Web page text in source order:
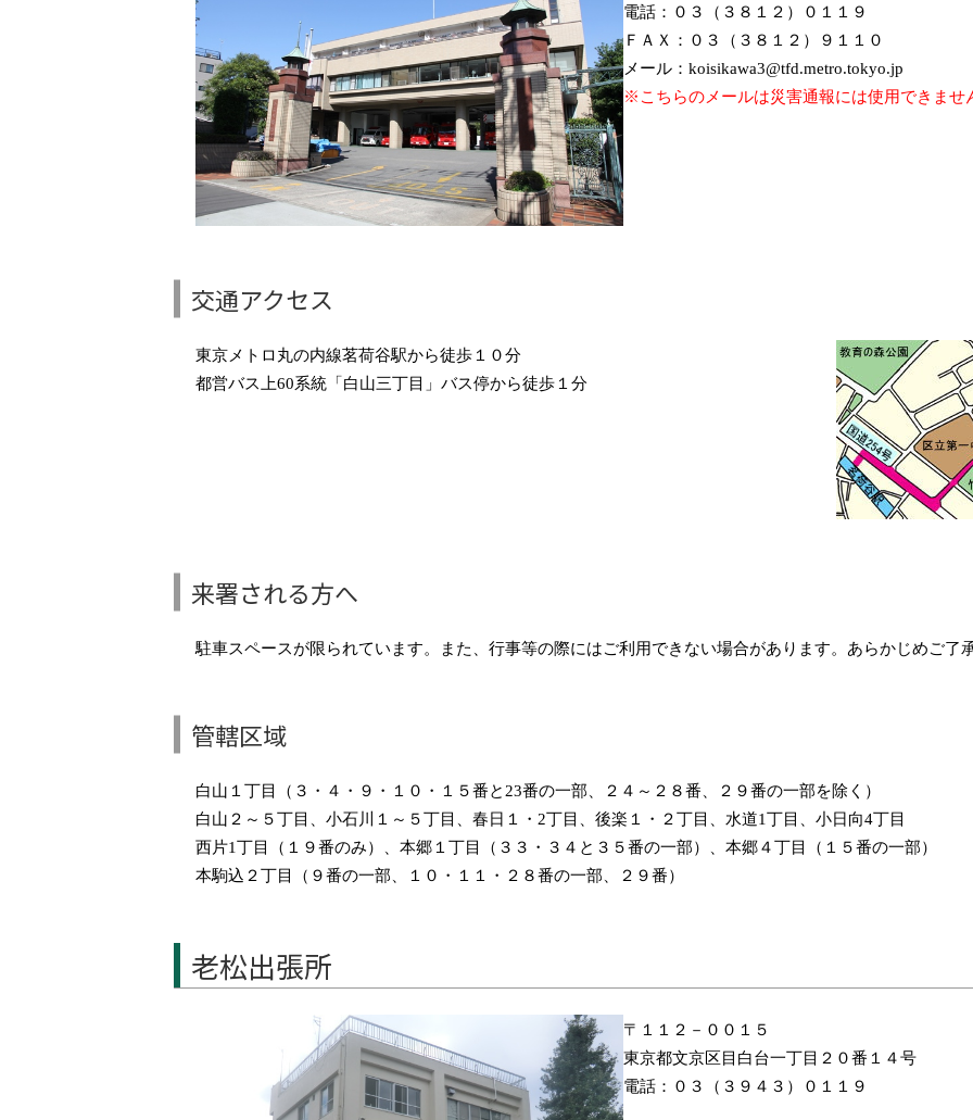
電話：０３（３８１２）０１１９
ＦＡＸ：０３（３８１２）９１１０
メール：koisikawa3@tfd.metro.tokyo.jp
※こちらのメールは災害通報には使用できませ
交通アクセス
東京メトロ丸の内線茗荷谷駅から徒歩１０分
都営バス上60系統「白山三丁目」バス停から徒歩１分
来署される方へ
駐車スペースが限られています。また、行事等の際にはご利用できない場合があります。あらかじめご了
管轄区域
白山１丁目（３・４・９・１０・１５番と23番の一部、２４～２８番、２９番の一部を除く）
白山２～５丁目、小石川１～５丁目、春日１・2丁目、後楽１・２丁目、水道1丁目、小日向4丁目
西片1丁目（１９番のみ）、本郷１丁目（３３・３４と３５番の一部）、本郷４丁目（１５番の一部）
本駒込２丁目（９番の一部、１０・１１・２８番の一部、２９番）
老松出張所
〒１１２－００１５
東京都文京区目白台一丁目２０番１４号
電話：０３（３９４３）０１１９